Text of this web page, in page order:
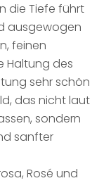
die Tiefe führt
ausgewogen
feinen
Haltung des
sehr schön
das nicht laut
sondern
sanfter
Rosé und